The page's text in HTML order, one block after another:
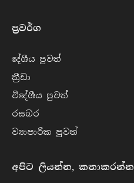
ප්‍රවර්​ග
දේශීය පුව​ත්
ක්‍රී​ඩා
විදේශීය පුව​ත්
රසබ​ර
ව්‍යාපාරික පුව​ත්
අපිට ලියන්න, කතාකරන්න